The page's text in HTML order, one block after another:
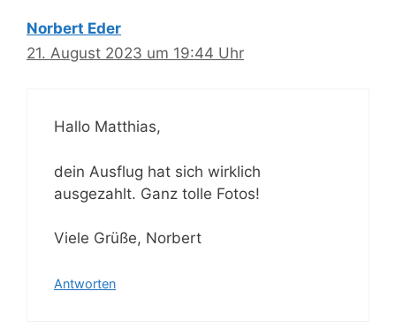
Norbert Eder
21. August 2023 um 19:44 Uhr
Hallo Matthias,
dein Ausflug hat sich wirklich
ausgezahlt. Ganz tolle Fotos!
Viele Grüße, Norbert
Antworten